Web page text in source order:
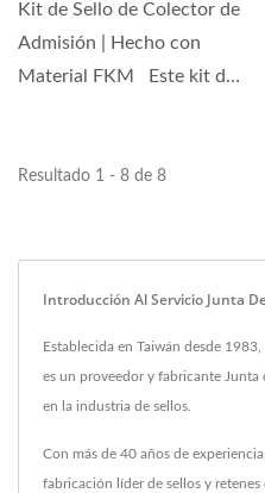
Kit de Sello de Colector de
Admisión | Hecho con
Material FKM Este kit de
Resultado 1 - 8 de 8
Introducción Al Servicio Junta
Establecida en Taiwán desde 1983,
es un proveedor y fabricante Junta
en la industria de sellos.
Con más de 40 años de
fabricación líder de sellos y retenes